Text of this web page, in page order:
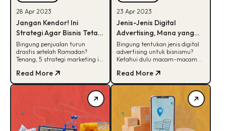
28 Apr 2023
Jangan Kendor! Ini
Strategi Agar Bisnis Tetap
Stabil Pasca Lebaran
Bingung penjualan turun
drastis setelah Ramadan?
Tenang, 5 strategi marketing ini
tetap stabil pasca lebaran.
Read More
23 Apr 2023
Jenis-Jenis Digital
Advertising, Mana yang
Paling Menguntungkan?
Bingung tentukan jenis digital
advertising untuk bisnismu?
Ketahui dulu macam-macam
advertising di artikel ini!
Read More